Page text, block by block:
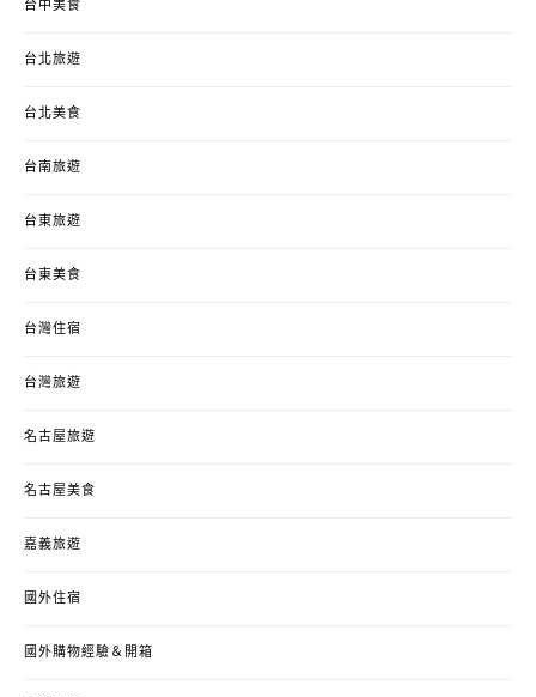
台中美食
台北旅遊
台北美食
台南旅遊
台東旅遊
台東美食
台灣住宿
台灣旅遊
名古屋旅遊
名古屋美食
嘉義旅遊
國外住宿
國外購物經驗＆開箱